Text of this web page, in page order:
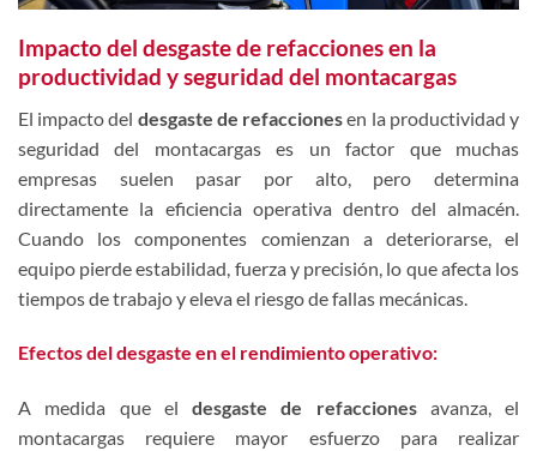
Impacto del desgaste de refacciones en la
productividad y seguridad del montacargas
El impacto del desgaste de refaccionesen la productividad y
seguridad del montacargas es un factor que muchas
empresas suelen pasar por alto, pero determina
directamente la eficiencia operativa dentro del almacén.
Cuando los componentes comienzan a deteriorarse, el
equipo pierde estabilidad, fuerza y precisión, lo que afecta los
tiempos de trabajo y eleva el riesgo de fallas mecánicas.
Efectos del desgaste en el rendimiento operativo:
A medida que el desgaste de refaccionesavanza, el
montacargas requiere mayor esfuerzo para realizar